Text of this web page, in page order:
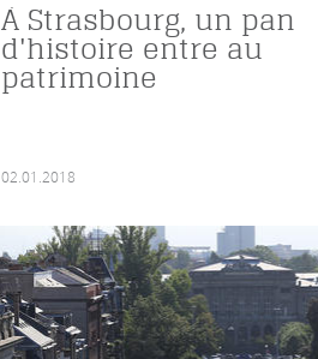
À Strasbourg, un pan
d'histoire entre au
patrimoine
02.01.2018